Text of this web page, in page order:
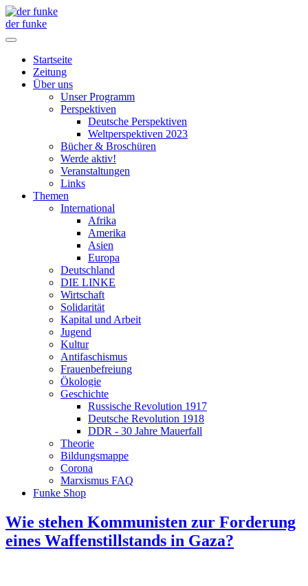
der funke
Startseite
Zeitung
Über uns
Unser Programm
Perspektiven
Deutsche Perspektiven
Weltperspektiven 2023
Bücher & Broschüren
Werde aktiv!
Veranstaltungen
Links
Themen
International
Afrika
Amerika
Asien
Europa
Deutschland
DIE LINKE
Wirtschaft
Solidarität
Kapital und Arbeit
Jugend
Kultur
Antifaschismus
Frauenbefreiung
Ökologie
Geschichte
Russische Revolution 1917
Deutsche Revolution 1918
DDR - 30 Jahre Mauerfall
Theorie
Bildungsmappe
Corona
Marxismus FAQ
Funke Shop
Wie stehen Kommunisten zur Forderung
eines Waffenstillstands in Gaza?